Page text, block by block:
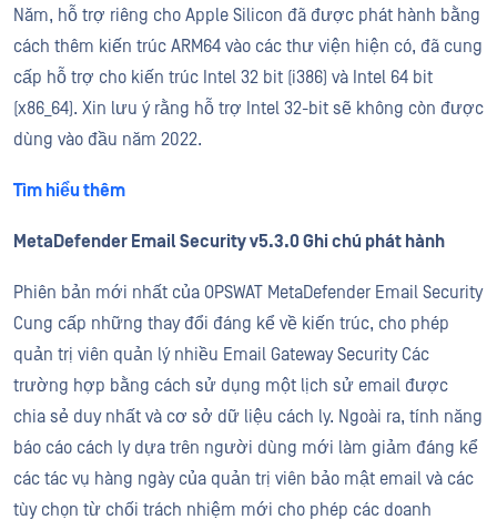
Năm, hỗ trợ riêng cho Apple Silicon đã được phát hành bằng
cách thêm kiến trúc ARM64 vào các thư viện hiện có, đã cung
cấp hỗ trợ cho kiến trúc Intel 32 bit (i386) và Intel 64 bit
(x86_64). Xin lưu ý rằng hỗ trợ Intel 32-bit sẽ không còn được
dùng vào đầu năm 2022.
Tìm hiểu thêm
MetaDefender Email Security v5.3.0 Ghi chú phát hành
Phiên bản mới nhất của OPSWAT MetaDefender Email Security
Cung cấp những thay đổi đáng kể về kiến trúc, cho phép
quản trị viên quản lý nhiều Email Gateway Security Các
trường hợp bằng cách sử dụng một lịch sử email được
chia sẻ duy nhất và cơ sở dữ liệu cách ly. Ngoài ra, tính năng
báo cáo cách ly dựa trên người dùng mới làm giảm đáng kể
các tác vụ hàng ngày của quản trị viên bảo mật email và các
tùy chọn từ chối trách nhiệm mới cho phép các doanh